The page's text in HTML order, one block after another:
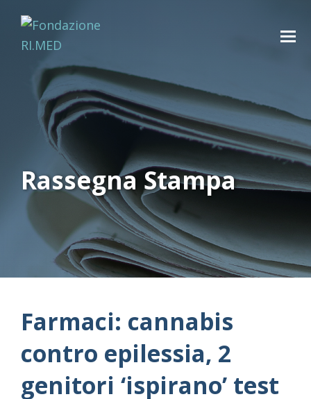
Rassegna Stampa
Farmaci: cannabis
contro epilessia, 2
genitori ‘ispirano’ test